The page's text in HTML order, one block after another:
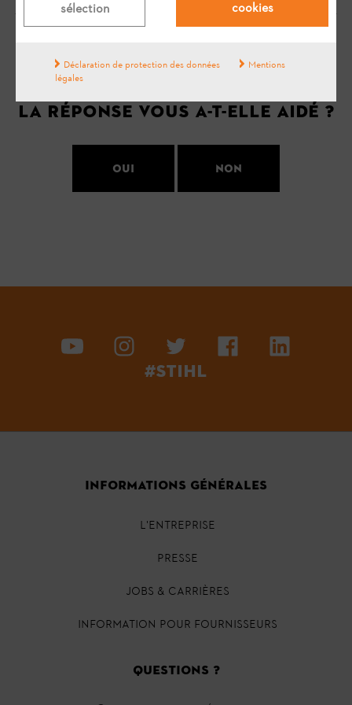
Votre avis est important pour nous !
La réponse vous a-t-elle aidé ?
Oui Non
#STIHL
INFORMATIONS GÉNÉRALES
L'ENTREPRISE
PRESSE
JOBS & CARRIÈRES
INFORMATION POUR FOURNISSEURS
QUESTIONS ?
sélection
cookies
Déclaration de protection des données
Mentions
légales